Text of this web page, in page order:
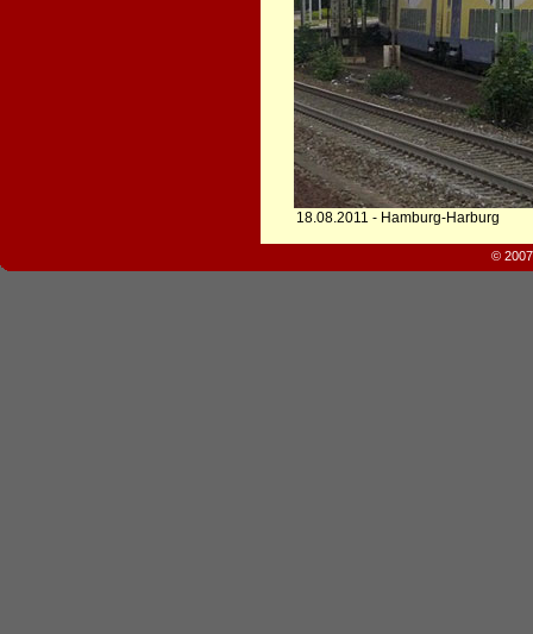
18.08.2011 - Hamburg-Harburg
©